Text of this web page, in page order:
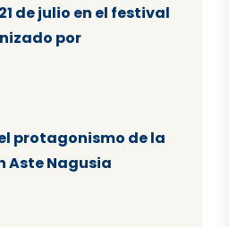
de julio en el festival
por
protagonismo de la
Aste Nagusia